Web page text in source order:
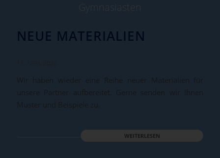
Gymnasiasten
NEUE MATERIALIEN
Wir haben wieder eine Reihe neuer Materialien für
unsere Partner aufbereitet. Gerne senden wir Ihnen
Muster und Beispiele zu.
WEITERLESEN